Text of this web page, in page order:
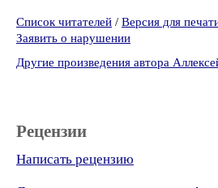
Список читателей / Версия для
Заявить о нарушении
Другие произведения автора
Рецензии
Написать рецензию